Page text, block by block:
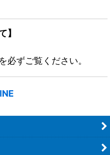
】
を必ずご覧ください。